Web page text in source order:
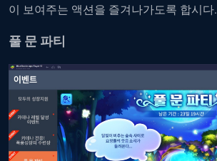
이 보여주는 액션을 즐겨나가도록 합시다.
풀 문 파티